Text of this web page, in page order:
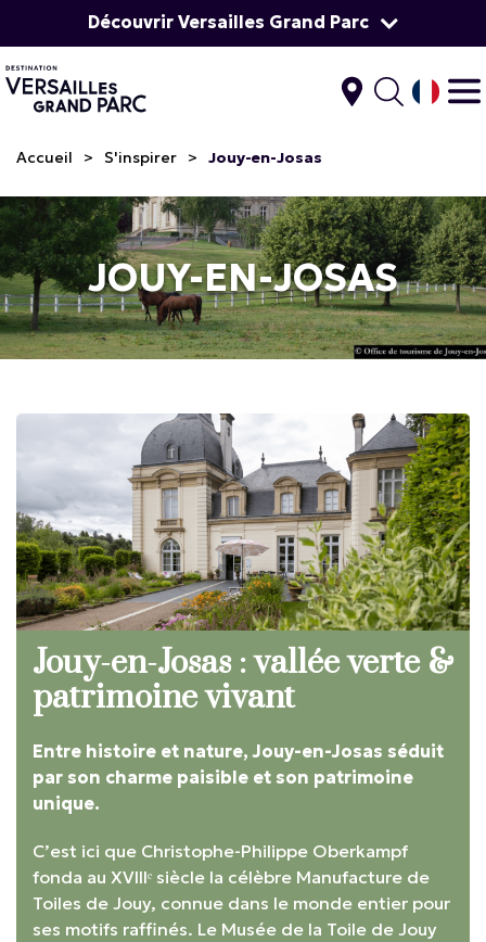
Découvrir Versailles Grand Parc
Accueil > S'inspirer > Jouy-en-Josas
JOUY-EN-JOSAS
Jouy-en-Josas : vallée verte &
patrimoine vivant
Entre histoire et nature, Jouy-en-Josas séduit
par son charme paisible et son patrimoine
unique.
C’est ici que Christophe-Philippe Oberkampf
fonda au XVIIIᵉ siècle la célèbre Manufacture de
Toiles de Jouy, connue dans le monde entier pour
ses motifs raffinés. Le Musée de la Toile de Jouy